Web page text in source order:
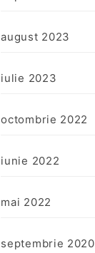
august 2023
iulie 2023
octombrie 2022
iunie 2022
mai 2022
septembrie 2020